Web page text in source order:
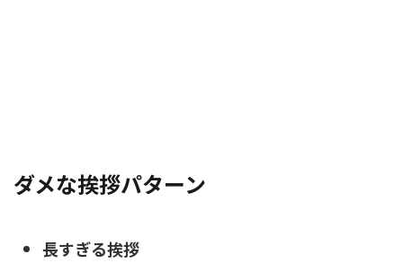
ダメな挨拶パターン
長すぎる挨拶